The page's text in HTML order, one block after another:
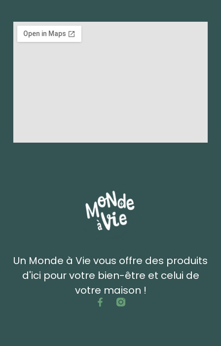
Un Monde à Vie vous offre des produits
d'ici pour votre bien-être et celui de
votre maison !